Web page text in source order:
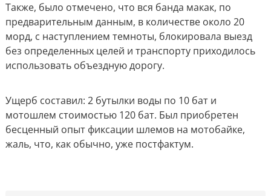
Также, было отмечено, что вся банда макак, по
предварительным данным, в количестве около 20
морд, с наступлением темноты, блокировала выезд
без определенных целей и транспорту приходилось
использовать объездную дорогу.
Ущерб составил: 2 бутылки воды по 10 бат и
мотошлем стоимостью 120 бат. Был приобретен
бесценный опыт фиксации шлемов на мотобайке,
жаль, что, как обычно, уже постфактум.